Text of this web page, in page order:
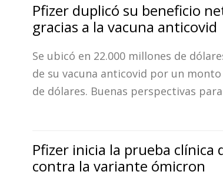
Pfizer duplicó su beneficio
gracias a la vacuna anticovid
Se ubicó en 22.000 millones de
de su vacuna anticovid por un monto
de dólares. Buenas perspectivas para
Pfizer inicia la prueba clínica
contra la variante ómicron